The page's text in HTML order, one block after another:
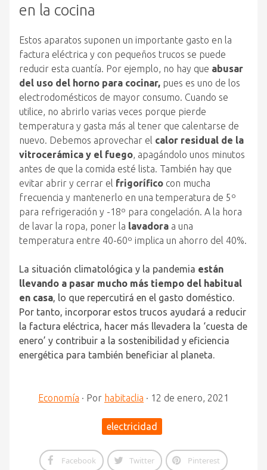
en la cocina
Estos aparatos suponen un importante gasto en la
factura eléctrica y con pequeños trucos se puede
reducir esta cuantía. Por ejemplo, no hay que abusar
del uso del horno para cocinar, pues es uno de los
electrodomésticos de mayor consumo. Cuando se
utilice, no abrirlo varias veces porque pierde
temperatura y gasta más al tener que calentarse de
nuevo. Debemos aprovechar el calor residual de la
vitrocerámica y el fuego, apagándolo unos minutos
antes de que la comida esté lista. También hay que
evitar abrir y cerrar el frigorífico con mucha
frecuencia y mantenerlo en una temperatura de 5º
para refrigeración y -18º para congelación. A la hora
de lavar la ropa, poner la lavadora a una
temperatura entre 40-60º implica un ahorro del 40%.
La situación climatológica y la pandemia están
llevando a pasar mucho más tiempo del habitual
en casa, lo que repercutirá en el gasto doméstico.
Por tanto, incorporar estos trucos ayudará a reducir
la factura eléctrica, hacer más llevadera la ‘cuesta de
enero’ y contribuir a la sostenibilidad y eficiencia
energética para también beneficiar al planeta.
Economía · Por habitaclia · 12 de enero, 2021
electricidad
Facebook Twitter Pinterest